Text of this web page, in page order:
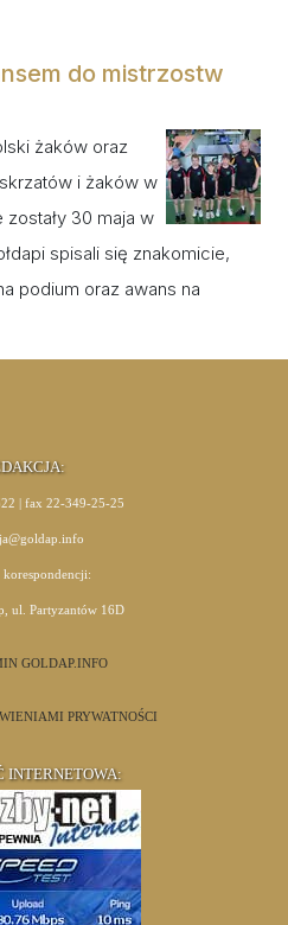
do mistrzostw
żaków oraz
i żaków w
30 maja w
spisali się znakomicie,
podium oraz awans na
| fax 22-349-25-25
korespondencji:
ul. Partyzantów 16D
GOLDAP.INFO
PRYWATNOŚCI
INTERNETOWA: